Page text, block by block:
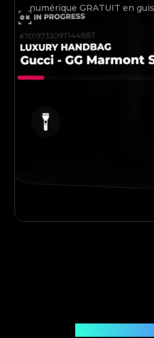
numérique GRATUIT en